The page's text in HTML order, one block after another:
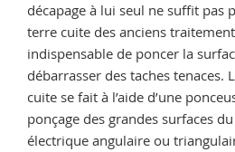
décapage à lui seul ne suffit pas
terre cuite des anciens
indispensable de poncer la
débarrasser des taches tenaces.
cuite se fait à l’aide d’une
ponçage des grandes surfaces
électrique angulaire ou